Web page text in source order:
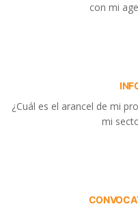
con mi
¿Cuál es el arancel de mi
mi